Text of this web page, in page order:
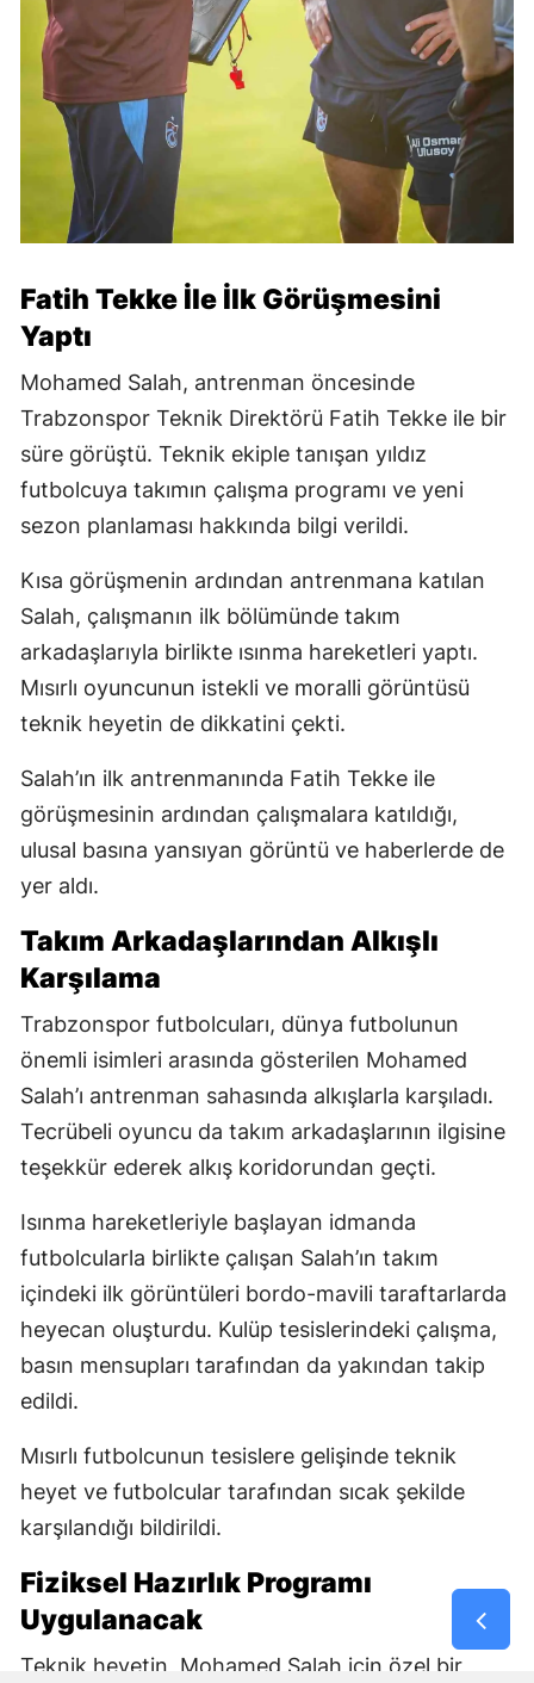
Fatih Tekke İle İlk Görüşmesini
Yaptı
Mohamed Salah, antrenman öncesinde
Trabzonspor Teknik Direktörü Fatih Tekke ile bir
süre görüştü. Teknik ekiple tanışan yıldız
futbolcuya takımın çalışma programı ve yeni
sezon planlaması hakkında bilgi verildi.
Kısa görüşmenin ardından antrenmana katılan
Salah, çalışmanın ilk bölümünde takım
arkadaşlarıyla birlikte ısınma hareketleri yaptı.
Mısırlı oyuncunun istekli ve moralli görüntüsü
teknik heyetin de dikkatini çekti.
Salah’ın ilk antrenmanında Fatih Tekke ile
görüşmesinin ardından çalışmalara katıldığı,
ulusal basına yansıyan görüntü ve haberlerde de
yer aldı.
Takım Arkadaşlarından Alkışlı
Karşılama
Trabzonspor futbolcuları, dünya futbolunun
önemli isimleri arasında gösterilen Mohamed
Salah’ı antrenman sahasında alkışlarla karşıladı.
Tecrübeli oyuncu da takım arkadaşlarının ilgisine
teşekkür ederek alkış koridorundan geçti.
Isınma hareketleriyle başlayan idmanda
futbolcularla birlikte çalışan Salah’ın takım
içindeki ilk görüntüleri bordo-mavili taraftarlarda
heyecan oluşturdu. Kulüp tesislerindeki çalışma,
basın mensupları tarafından da yakından takip
edildi.
Mısırlı futbolcunun tesislere gelişinde teknik
heyet ve futbolcular tarafından sıcak şekilde
karşılandığı bildirildi.
Fiziksel Hazırlık Programı
Uygulanacak
Teknik heyetin, Mohamed Salah için özel bir